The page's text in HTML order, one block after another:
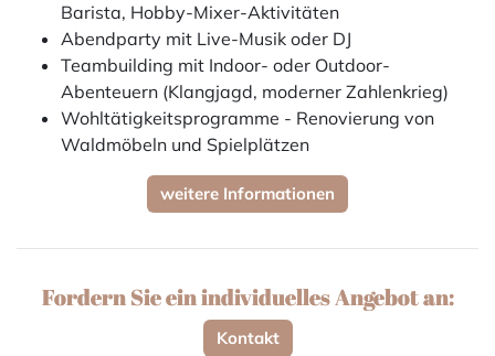
Barista, Hobby-Mixer-Aktivitäten
Abendparty mit Live-Musik oder DJ
Teambuilding mit Indoor- oder Outdoor-
Abenteuern (Klangjagd, moderner Zahlenkrieg)
Wohltätigkeitsprogramme - Renovierung von
Waldmöbeln und Spielplätzen
weitere Informationen
Fordern Sie ein individuelles Angebot an:
Kontakt